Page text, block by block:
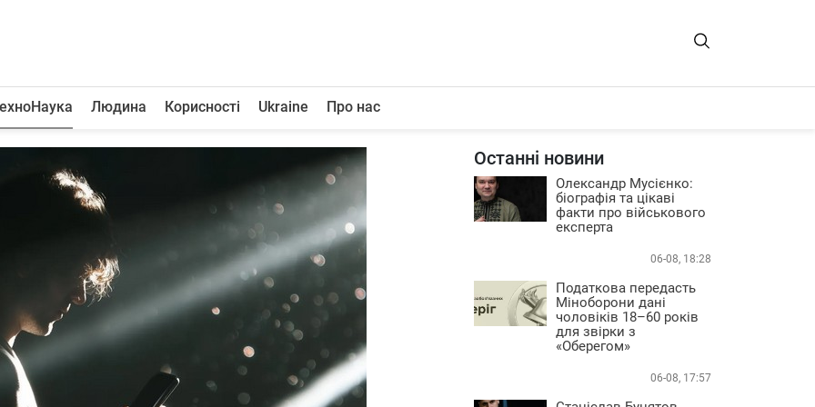
Людина Корисності Ukraine Про нас
Останні новини
Олександр Мусієнко:
біографія та цікаві
факти про військового
експерта
06-08, 18:28
Податкова передасть
Міноборони дані
чоловіків 18–60 років
для звірки з
«Оберегом»
06-08, 17:57